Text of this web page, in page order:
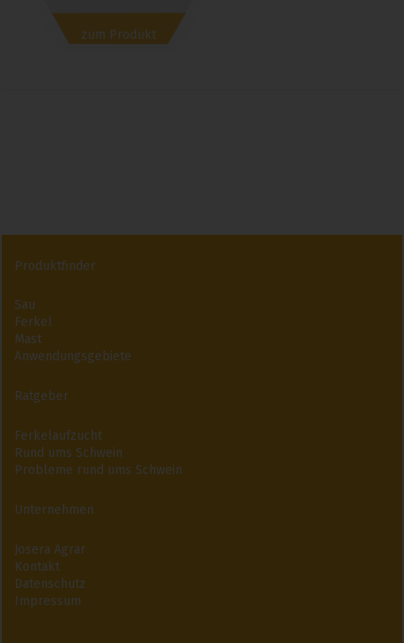
zum Produkt
Produktfinder
Sau
Ferkel
Mast
Anwendungsgebiete
Ratgeber
Ferkelaufzucht
Rund ums Schwein
Probleme rund ums Schwein
Unternehmen
Josera Agrar
Kontakt
Datenschutz
Impressum